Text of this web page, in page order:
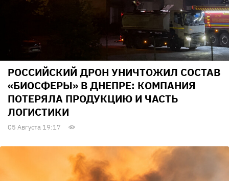
РОССИЙСКИЙ ДРОН УНИЧТОЖИЛ СОСТАВ
«БИОСФЕРЫ» В ДНЕПРЕ: КОМПАНИЯ
ПОТЕРЯЛА ПРОДУКЦИЮ И ЧАСТЬ
ЛОГИСТИКИ
05 Августа 19:17